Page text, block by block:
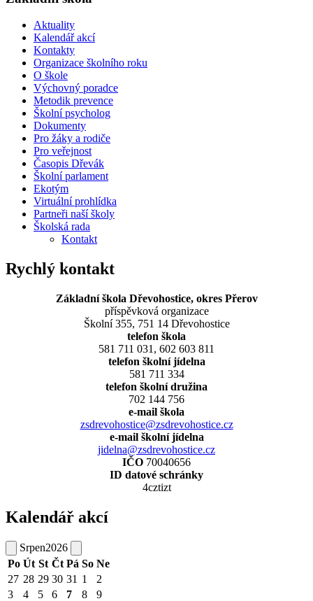
Aktuality
Kalendář akcí
Kontakty
Organizace školního roku
O škole
Výchovný poradce
Metodik prevence
Školní psycholog
Dokumenty
Pro žáky a rodiče
Pro veřejnost
Časopis Dřevák
Školní parlament
Ekotým
Virtuální prohlídka
Partneři naší školy
Školská rada
Kontakt
Rychlý kontakt
Základní škola Dřevohostice, okres Přerov
příspěvková organizace
Školní 355, 751 14 Dřevohostice
telefon škola
581 711 031, 602 603 811
telefon školní jídelna
581 711 334
telefon školní družina
702 144 756
e-mail škola
zsdrevohostice@zsdrevohostice.cz
e-mail školní jídelna
jidelna@zsdrevohostice.cz
IČO 70040656
ID datové schránky
4cztizt
Kalendář akcí
Srpen2026
Po Út St Čt Pá So Ne
27 28 29 30 31 1
2
3
4 5 6 7 8
9